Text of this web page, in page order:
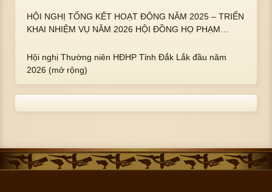
HỘI NGHỊ TỔNG KẾT HOẠT ĐỘNG NĂM 2025 – TRIỂN
KHAI NHIỆM VỤ NĂM 2026 HỘI ĐỒNG HỌ PHẠM
Hội nghị Thường niên HĐHP Tỉnh Đắk Lắk đầu năm
2026 (mở rộng)